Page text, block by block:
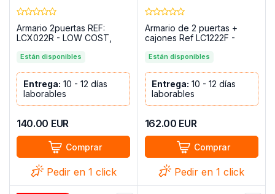
Armario 2puertas REF:
LCX022R - LOW COST,
Están disponibles
Entrega: 10 - 12 días
laborables
140.00 EUR
Comprar
Pedir en 1 click
Armario de 2 puertas +
cajones Ref LC1222F -
Están disponibles
Entrega: 10 - 12 días
laborables
162.00 EUR
Comprar
Pedir en 1 click